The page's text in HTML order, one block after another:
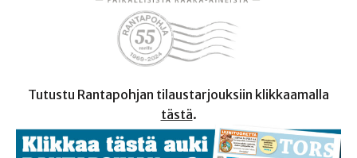
Tutustu Rantapohjan tilaustarjouksiin klikkaamalla
tästä.